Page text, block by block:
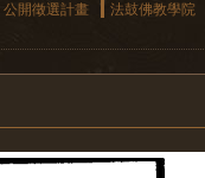
公開徵選計畫
法鼓佛教學院